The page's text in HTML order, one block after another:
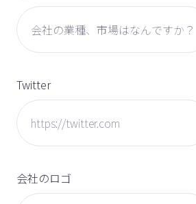
Twitter
会社のロゴ